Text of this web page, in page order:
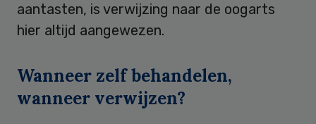
aantasten, is verwijzing naar de oogarts
hier altijd aangewezen.
Wanneer zelf behandelen,
wanneer verwijzen?